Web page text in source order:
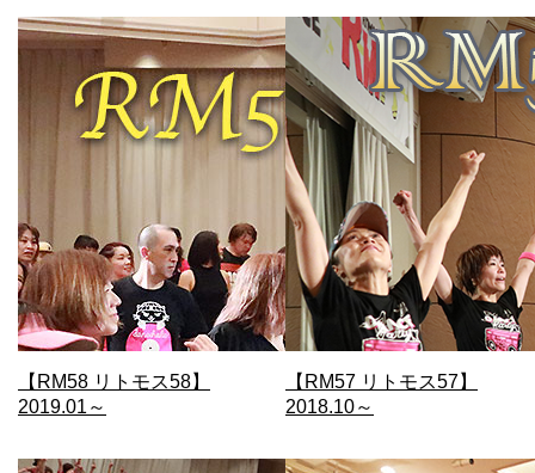
【RM58 リトモス58】
2019.01～
【RM57 リトモス57】
2018.10～